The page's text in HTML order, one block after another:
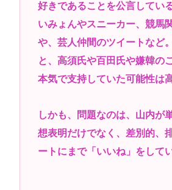
好きであることを公言してい
いみょんやスニーカー、競馬
や、芸人仲間のツイートなど
と、高須氏や百田氏や嫌韓の
本気で支持していた可能性は高
しかも、問題なのは、山内が
想表明だけでなく、差別的、
ートにまで「いいね」をして